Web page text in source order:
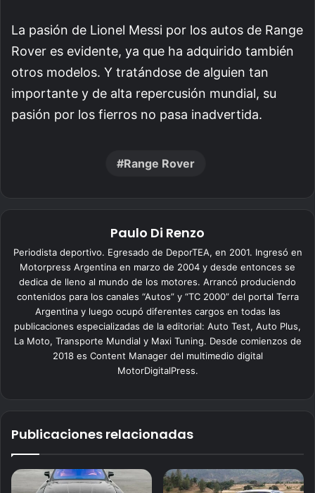
La pasión de Lionel Messi por los autos de Range
Rover es evidente, ya que ha adquirido también
otros modelos. Y tratándose de alguien tan
importante y de alta repercusión mundial, su
pasión por los fierros no pasa inadvertida.
Range Rover
Paulo Di Renzo
Periodista deportivo. Egresado de DeporTEA, en 2001. Ingresó en
Motorpress Argentina en marzo de 2004 y desde entonces se
dedica de lleno al mundo de los motores. Arrancó produciendo
contenidos para los canales “Autos” y “TC 2000” del portal Terra
Argentina y luego ocupó diferentes cargos en todas las
publicaciones especializadas de la editorial: Auto Test, Auto Plus,
La Moto, Transporte Mundial y Maxi Tuning. Desde comienzos de
2018 es Content Manager del multimedio digital
MotorDigitalPress.
Publicaciones relacionadas